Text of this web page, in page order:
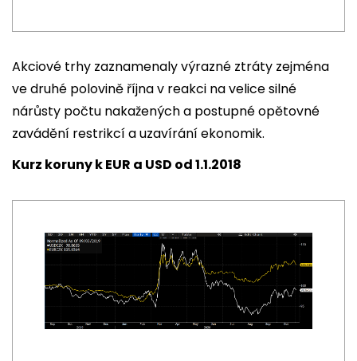
Akciové trhy zaznamenaly výrazné ztráty zejména
ve druhé polovině října v reakci na velice silné
nárůsty počtu nakažených a postupné opětovné
zavádění restrikcí a uzavírání ekonomik.
Kurz koruny k EUR a USD od 1.1.2018